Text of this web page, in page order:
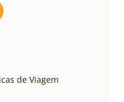
de Viagem